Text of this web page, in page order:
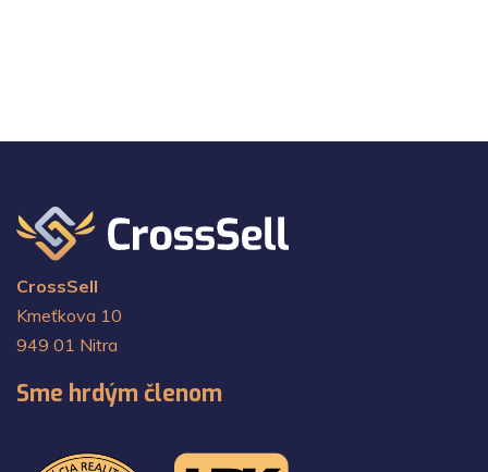
CrossSell
Kmeťkova 10
949 01 Nitra
Sme hrdým členom